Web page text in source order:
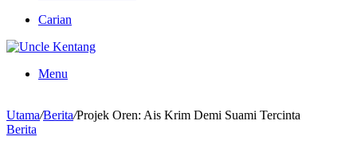
Carian
Menu
Utama/Berita/Projek Oren: Ais Krim Demi Suami Tercinta
Berita